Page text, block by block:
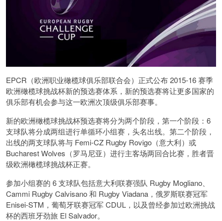
EPCR（欧洲职业橄榄球俱乐部联合会）正式公布 2015-16 赛季
欧洲橄榄球挑战杯新的预选赛体系，新的预选赛将让更多国家的
俱乐部有机会参与这一欧洲次顶级俱乐部赛事。
新的欧洲橄榄球挑战杯预选赛将分为两个阶段，第一个阶段：6
支球队将分成两组进行单循环小组赛，头名出线。第二个阶段，
出线的两支球队将与 Femi-CZ Rugby Rovigo（意大利）或
Bucharest Wolves（罗马尼亚）进行主客场两回合比赛，胜者晋
级欧洲橄榄球挑战杯正赛。
参加小组赛的 6 支球队包括意大利联赛强队 Rugby Mogliano、
Cammi Rugby Calvisano 和 Rugby Viadana，俄罗斯联赛冠军
Enisei-STM，葡萄牙联赛冠军 CDUL，以及曾经参加过欧洲挑战
杯的西班牙劲旅 El Salvador。